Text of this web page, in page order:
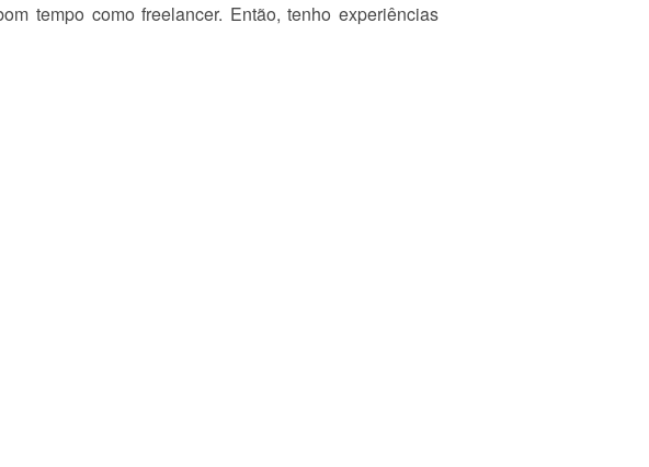
tempo como freelancer. Então, tenho experiências